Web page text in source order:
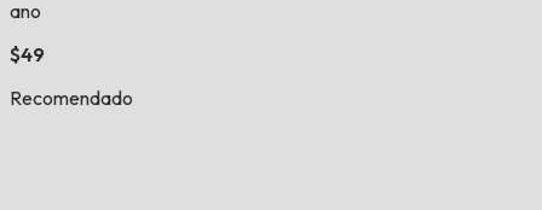
ano
$49
Recomendado